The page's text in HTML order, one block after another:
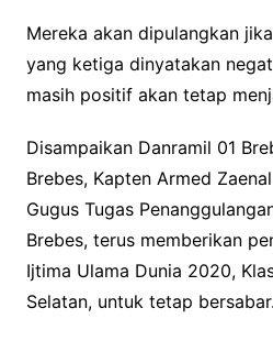
Mereka akan dipulangkan
yang ketiga dinyatakan
masih positif akan tetap
Disampaikan Danramil 01
Brebes, Kapten Armed
Gugus Tugas
Brebes, terus memberikan
Ijtima Ulama Dunia 2020,
Selatan, untuk tetap bersabar.